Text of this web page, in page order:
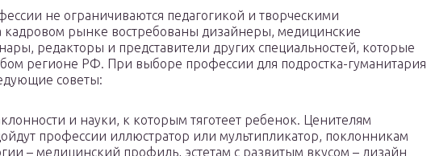
не ограничиваются педагогикой и творческими
кадровом рынке востребованы дизайнеры, медицинские
редакторы и представители других специальностей, которые
регионе РФ. При выборе профессии для подростка-гуманитария
советы:
и науки, к которым тяготеет ребенок. Ценителям
профессии иллюстратор или мультипликатор, поклонникам
– медицинский профиль, эстетам с развитым вкусом – дизайн